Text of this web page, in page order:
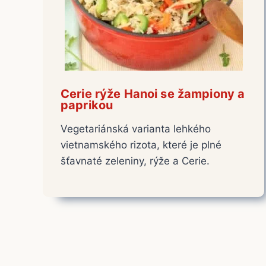
Cerie rýže Hanoi se žampiony a
paprikou
Vegetariánská varianta lehkého
vietnamského rizota, které je plné
šťavnaté zeleniny, rýže a Cerie.